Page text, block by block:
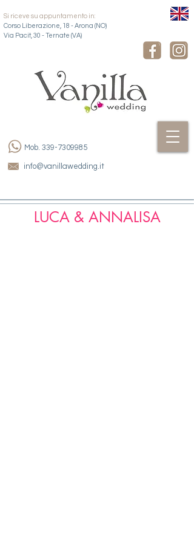
Si riceve su appuntamento in:
Corso Liberazione, 18 - Arona (NO)
​Via Pacit, 30 - Ternate (VA)
Mob. 339-7309985
info@vanillawedding.it
LUCA & ANNALISA